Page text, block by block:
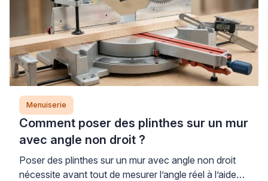
gravité, de charge admissible […]
Menuiserie
Comment poser des plinthes sur un mur
avec angle non droit ?
Poser des plinthes sur un mur avec angle non droit
nécessite avant tout de mesurer l’angle réel à l’aide